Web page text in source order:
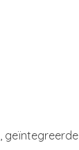
geïntegreerde